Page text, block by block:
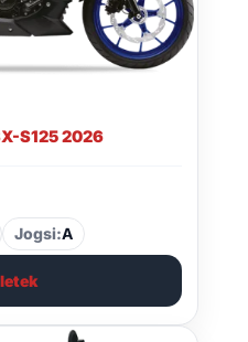
S125 2026
Jogsi:A